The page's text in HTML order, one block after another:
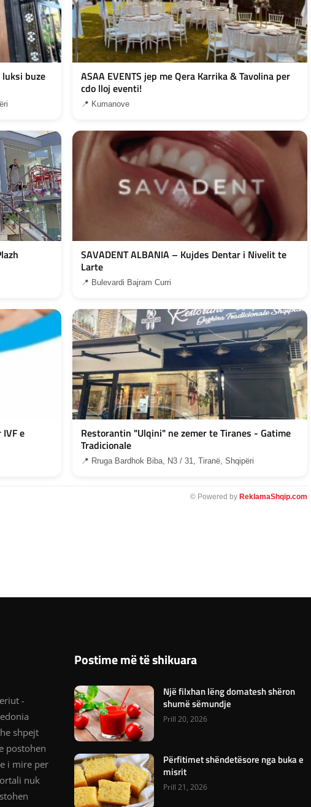
buze
ASAA EVENTS jep me Qera Karrika & Tavolina per
cdo lloj eventi!
📍 Kumanove
SAVADENT ALBANIA – Kujdes Dentar i Nivelit te
Larte
📍 Bulevardi Bajram Curri
e
Restorantin "Ulqini" ne zemer te Tiranes - Gatime
Tradicionale
📍 Rruga Bardhok Biba, N3 / 31, Tiranë, Shqipëri
© Powered by ReklamaShqip.com
-
shpejt
postohen
i mire per
nuk
Postime më të shikuara
Një filxhan lëng domatesh shëron
shumë sëmundje
Prill 20, 2026
Përfitimet shëndetësore nga buka e
misrit
Prill 21, 2026